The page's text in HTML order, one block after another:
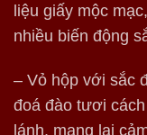
liệu giấy mộc
nhiều biến động
– Vỏ hộp với sắc
đoá đào tươi
lánh, mang lại